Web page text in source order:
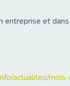
et dans
actualites/